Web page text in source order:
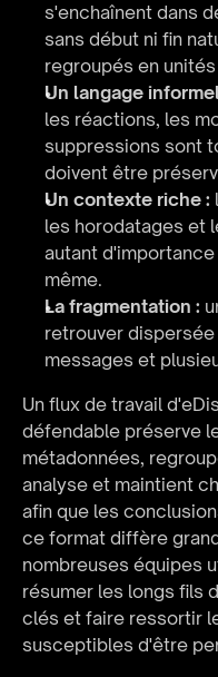
s'enchaînent dans
sans début ni fin
regroupés en
Un langage
les réactions, les
suppressions sont
doivent être
Un contexte riche :
les horodatages et
autant
même.
La fragmentation :
retrouver
messages et
Un flux de travail
défendable préserve
métadonnées,
analyse et maintient
afin que les
ce format diffère
nombreuses équipes
résumer les longs fils
clés et faire ressortir
susceptibles d'être